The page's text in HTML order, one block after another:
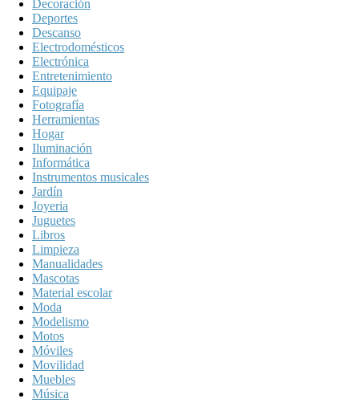
Decoración
Deportes
Descanso
Electrodomésticos
Electrónica
Entretenimiento
Equipaje
Fotografía
Herramientas
Hogar
Iluminación
Informática
Instrumentos musicales
Jardín
Joyeria
Juguetes
Libros
Limpieza
Manualidades
Mascotas
Material escolar
Moda
Modelismo
Motos
Móviles
Movilidad
Muebles
Música